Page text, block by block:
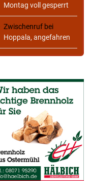
Montag voll gesperrt
Zwischenruf bei
Hoppala, angefahren